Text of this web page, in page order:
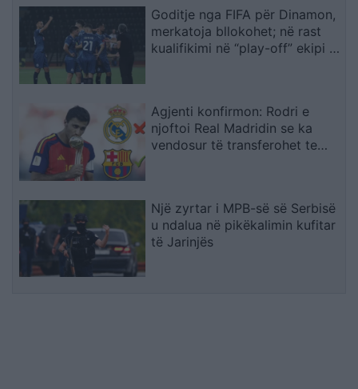
Goditje nga FIFA për Dinamon,
merkatoja bllokohet; në rast
kualifikimi në “play-off” ekipi i
Agjenti konfirmon: Rodri e
njoftoi Real Madridin se ka
vendosur të transferohet te
Një zyrtar i MPB-së së Serbisë
u ndalua në pikëkalimin kufitar
të Jarinjës